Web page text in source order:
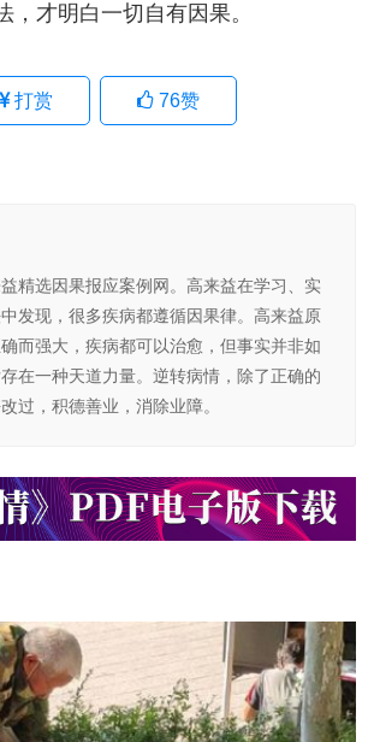
，才明白一切自有因果。
打赏 76赞
精选因果报应案例网。高来益在学习、实
发现，很多疾病都遵循因果律。高来益原
而强大，疾病都可以治愈，但事实并非如
在一种天道力量。逆转病情，除了正确的
过，积德善业，消除业障。